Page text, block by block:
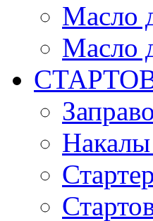
Масло
Масло
Накалы